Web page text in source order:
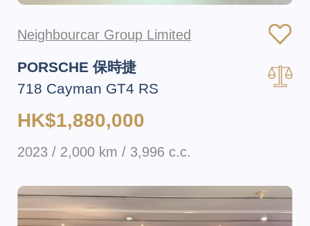
Neighbourcar Group Limited
PORSCHE 保時捷
718 Cayman GT4 RS
HK$1,880,000
2023 / 2,000 km / 3,996 c.c.